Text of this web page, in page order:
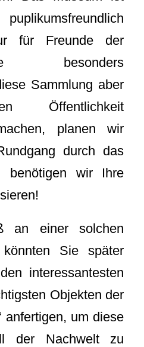
für Freunde der
besonders
Sammlung aber
Öffentlichkeit
planen wir
durch das
benötigen wir Ihre
an einer solchen
Sie später
interessantesten
Objekten der
anfertigen, um diese
der Nachwelt zu